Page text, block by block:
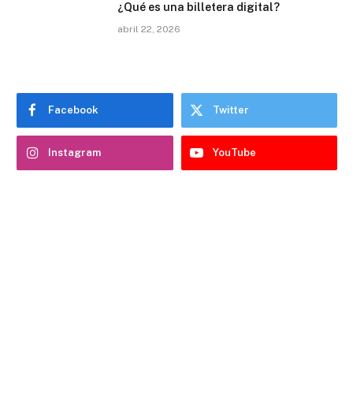
¿Qué es una billetera digital?
abril 22, 2026
Facebook Twitter
Instagram YouTube